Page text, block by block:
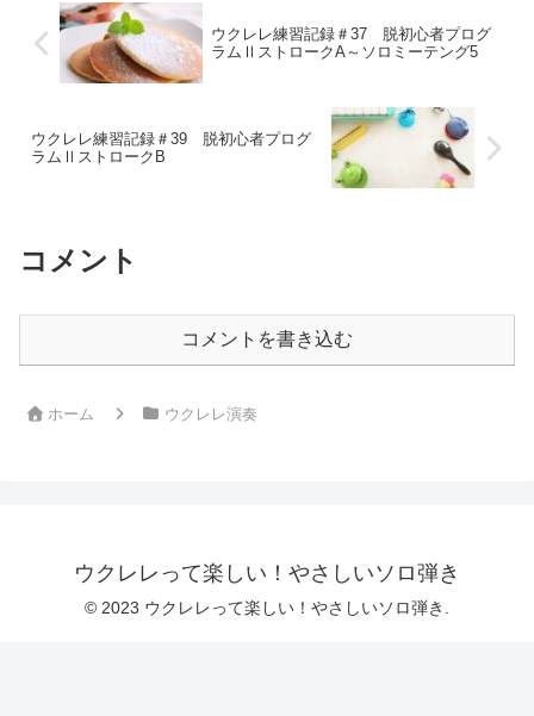
ウクレレ練習記録＃37 脱初心者プログ
ラムⅡストロークA～ソロミーテング5
ウクレレ練習記録＃39 脱初心者プログ
ラムⅡストロークB
コメント
コメントを書き込む
ホーム ウクレレ演奏
ウクレレって楽しい！やさしいソロ弾き
© 2023 ウクレレって楽しい！やさしいソロ弾き.